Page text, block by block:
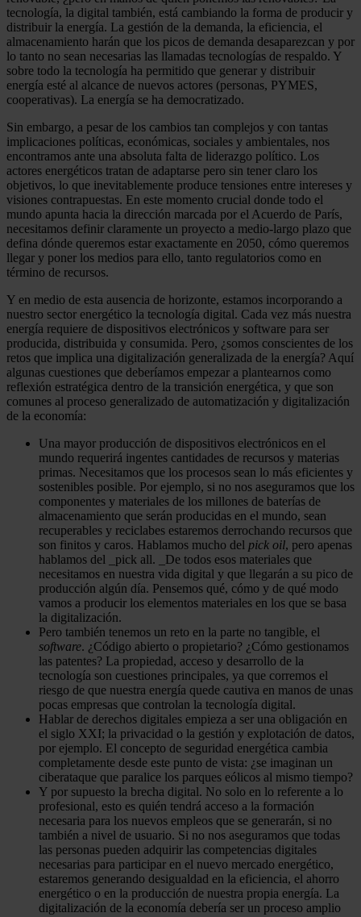
tecnología, la digital también, está cambiando la forma de producir y
distribuir la energía. La gestión de la demanda, la eficiencia, el
almacenamiento harán que los picos de demanda desaparezcan y por
lo tanto no sean necesarias las llamadas tecnologías de respaldo. Y
sobre todo la tecnología ha permitido que generar y distribuir
energía esté al alcance de nuevos actores (personas, PYMES,
cooperativas). La energía se ha democratizado.
Sin embargo, a pesar de los cambios tan complejos y con tantas
implicaciones políticas, económicas, sociales y ambientales, nos
encontramos ante una absoluta falta de liderazgo político. Los
actores energéticos tratan de adaptarse pero sin tener claro los
objetivos, lo que inevitablemente produce tensiones entre intereses y
visiones contrapuestas. En este momento crucial donde todo el
mundo apunta hacia la dirección marcada por el Acuerdo de París,
necesitamos definir claramente un proyecto a medio-largo plazo que
defina dónde queremos estar exactamente en 2050, cómo queremos
llegar y poner los medios para ello, tanto regulatorios como en
término de recursos.
Y en medio de esta ausencia de horizonte, estamos incorporando a
nuestro sector energético la tecnología digital. Cada vez más nuestra
energía requiere de dispositivos electrónicos y software para ser
producida, distribuida y consumida. Pero, ¿somos conscientes de los
retos que implica una digitalización generalizada de la energía? Aquí
algunas cuestiones que deberíamos empezar a plantearnos como
reflexión estratégica dentro de la transición energética, y que son
comunes al proceso generalizado de automatización y digitalización
de la economía:
Una mayor producción de dispositivos electrónicos en el
mundo requerirá ingentes cantidades de recursos y materias
primas. Necesitamos que los procesos sean lo más eficientes y
sostenibles posible. Por ejemplo, si no nos aseguramos que los
componentes y materiales de los millones de baterías de
almacenamiento que serán producidas en el mundo, sean
recuperables y reciclabes estaremos derrochando recursos que
son finitos y caros. Hablamos mucho del pick oil, pero apenas
hablamos del _pick all. _De todos esos materiales que
necesitamos en nuestra vida digital y que llegarán a su pico de
producción algún día. Pensemos qué, cómo y de qué modo
vamos a producir los elementos materiales en los que se basa
la digitalización.
Pero también tenemos un reto en la parte no tangible, el
software. ¿Código abierto o propietario? ¿Cómo gestionamos
las patentes? La propiedad, acceso y desarrollo de la
tecnología son cuestiones principales, ya que corremos el
riesgo de que nuestra energía quede cautiva en manos de unas
pocas empresas que controlan la tecnología digital.
Hablar de derechos digitales empieza a ser una obligación en
el siglo XXI; la privacidad o la gestión y explotación de datos,
por ejemplo. El concepto de seguridad energética cambia
completamente desde este punto de vista: ¿se imaginan un
ciberataque que paralice los parques eólicos al mismo tiempo?
Y por supuesto la brecha digital. No solo en lo referente a lo
profesional, esto es quién tendrá acceso a la formación
necesaria para los nuevos empleos que se generarán, si no
también a nivel de usuario. Si no nos aseguramos que todas
las personas pueden adquirir las competencias digitales
necesarias para participar en el nuevo mercado energético,
estaremos generando desigualdad en la eficiencia, el ahorro
energético o en la producción de nuestra propia energía. La
digitalización de la economía debería ser un proceso amplio